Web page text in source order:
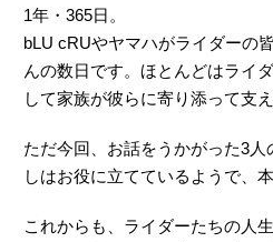
1年・365日。
bLU cRUやヤマハがライダーの
んの数日です。ほとんどはライ
して家族が彼らに寄り添って支
ただ今回、お話をうかがった3
しはお役に立てているようで、
これからも、ライダーたちの人